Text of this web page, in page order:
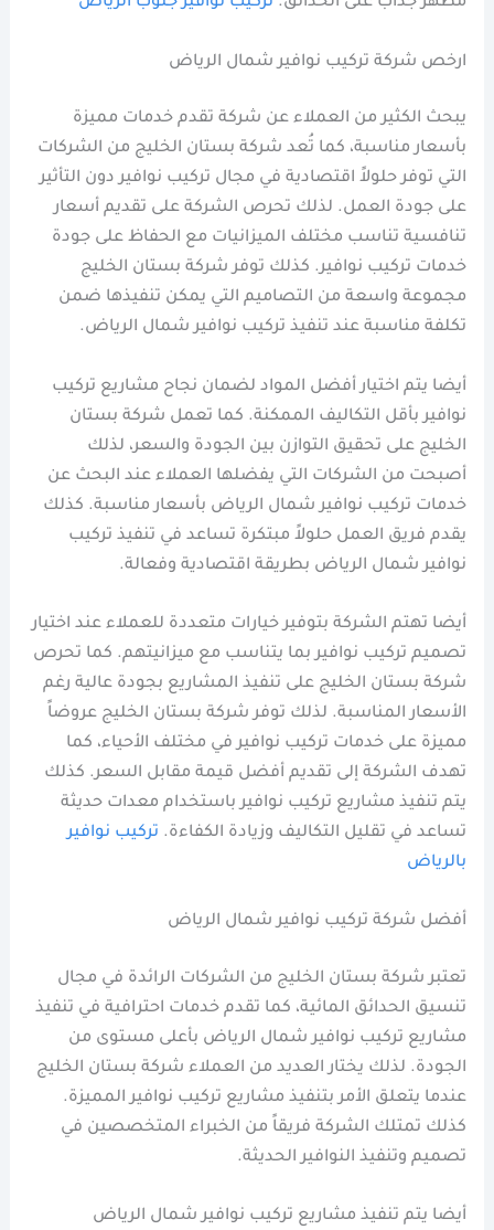
ارخص شركة تركيب نوافير شمال الرياض
يبحث الكثير من العملاء عن شركة تقدم خدمات مميزة
بأسعار مناسبة، كما تُعد شركة بستان الخليج من الشركات
التي توفر حلولاً اقتصادية في مجال تركيب نوافير دون التأثير
على جودة العمل. لذلك تحرص الشركة على تقديم أسعار
تنافسية تناسب مختلف الميزانيات مع الحفاظ على جودة
خدمات تركيب نوافير. كذلك توفر شركة بستان الخليج
مجموعة واسعة من التصاميم التي يمكن تنفيذها ضمن
تكلفة مناسبة عند تنفيذ تركيب نوافير شمال الرياض.
أيضا يتم اختيار أفضل المواد لضمان نجاح مشاريع تركيب
نوافير بأقل التكاليف الممكنة. كما تعمل شركة بستان
الخليج على تحقيق التوازن بين الجودة والسعر، لذلك
أصبحت من الشركات التي يفضلها العملاء عند البحث عن
خدمات تركيب نوافير شمال الرياض بأسعار مناسبة. كذلك
يقدم فريق العمل حلولاً مبتكرة تساعد في تنفيذ تركيب
نوافير شمال الرياض بطريقة اقتصادية وفعالة.
أيضا تهتم الشركة بتوفير خيارات متعددة للعملاء عند اختيار
تصميم تركيب نوافير بما يتناسب مع ميزانيتهم. كما تحرص
شركة بستان الخليج على تنفيذ المشاريع بجودة عالية رغم
الأسعار المناسبة. لذلك توفر شركة بستان الخليج عروضاً
مميزة على خدمات تركيب نوافير في مختلف الأحياء، كما
تهدف الشركة إلى تقديم أفضل قيمة مقابل السعر. كذلك
يتم تنفيذ مشاريع تركيب نوافير باستخدام معدات حديثة
تساعد في تقليل التكاليف وزيادة الكفاءة. تركيب نوافير
بالرياض
أفضل شركة تركيب نوافير شمال الرياض
تعتبر شركة بستان الخليج من الشركات الرائدة في مجال
تنسيق الحدائق المائية، كما تقدم خدمات احترافية في تنفيذ
مشاريع تركيب نوافير شمال الرياض بأعلى مستوى من
الجودة. لذلك يختار العديد من العملاء شركة بستان الخليج
عندما يتعلق الأمر بتنفيذ مشاريع تركيب نوافير المميزة.
كذلك تمتلك الشركة فريقاً من الخبراء المتخصصين في
تصميم وتنفيذ النوافير الحديثة.
أيضا يتم تنفيذ مشاريع تركيب نوافير شمال الرياض